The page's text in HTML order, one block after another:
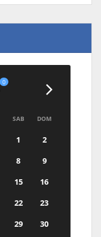
0
SAB DOM
1
2
8
9
15
16
22
23
29
30